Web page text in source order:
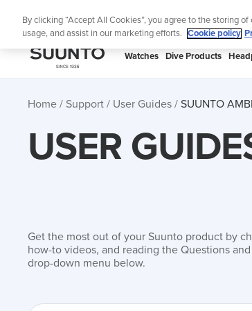
SUUNTO
Watches Dive Products
Home Support User Guides SUUNTO
USER
Get the most out of your Suunto product by
how-to videos, and reading the Questions
drop-down menu below.
By clicking “Accept All Cookies”, you agree to the storing
usage, and assist in our marketing efforts.
Cookie policy